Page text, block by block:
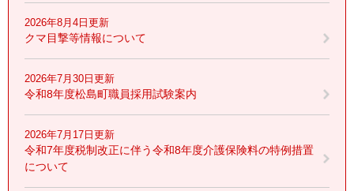
2026年8月4日更新
クマ目撃等情報について
2026年7月30日更新
令和8年度松島町職員採用試験案内
2026年7月17日更新
令和7年度税制改正に伴う令和8年度介護保険料の特例措置
について